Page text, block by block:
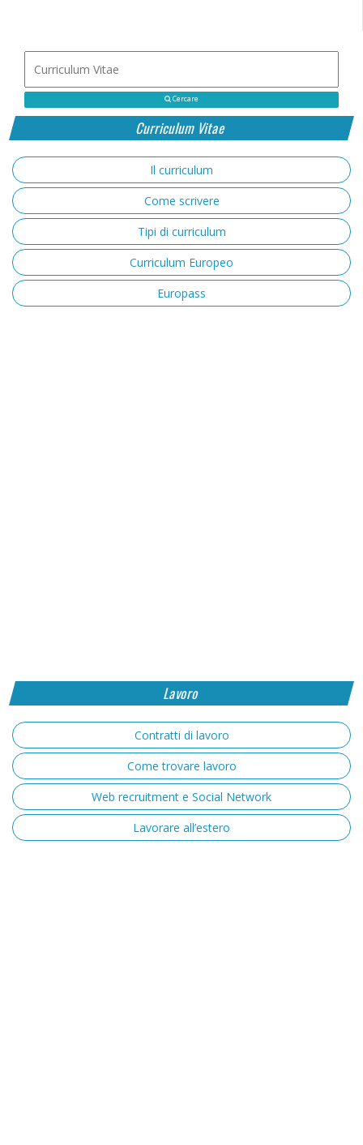
Cercare
Curriculum Vitae
Il curriculum
Come scrivere
Tipi di curriculum
Curriculum Europeo
Europass
Lavoro
Contratti di lavoro
Come trovare lavoro
Web recruitment e Social Network
Lavorare all’estero